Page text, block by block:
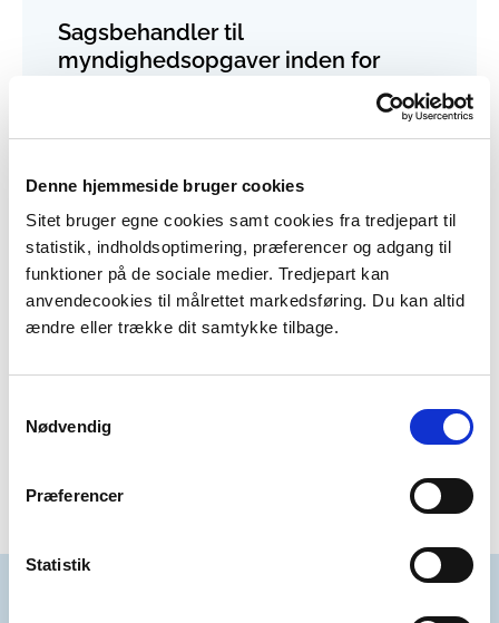
Denne hjemmeside bruger cookies
Sitet bruger egne cookies samt cookies fra tredjepart til
statistik, indholdsoptimering, præferencer og adgang til
funktioner på de sociale medier. Tredjepart kan
anvendecookies til målrettet markedsføring. Du kan altid
ændre eller trække dit samtykke tilbage.
Nødvendig
Præferencer
Statistik
Sagsbehandler til
myndighedsopgaver inden for
STED
Lemvig
ANSØGNINGSFRIST
10. august 2026
Søg stillingen